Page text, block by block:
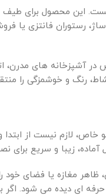
محصول برای طیف
رستوران فانتزی یا
آشپزخانه های مدرن،
و خوشمزگی را منتقل
لازم نیست از ابتدا
زیبا و سریع برای
مغازه یا فضای خود
ای دیده می شود. اگر